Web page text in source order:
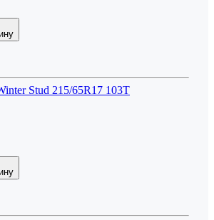
Stud 215/65R17 103T